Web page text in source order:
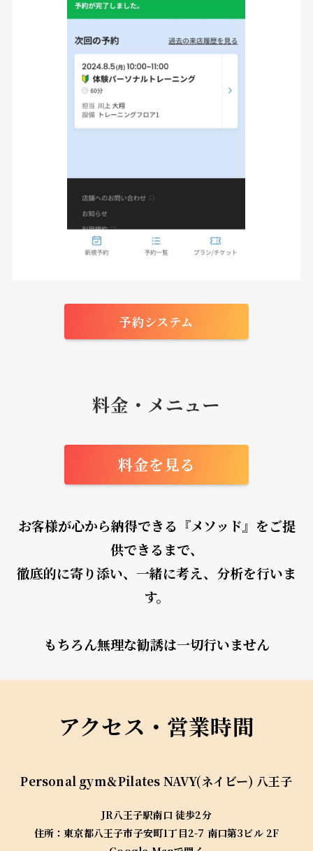
予約システム
料金・メニュー
料金を見る
お客様が心から納得できる『メソッド』をご提
供できるまで、
徹底的に寄り添い、一緒に考え、分析を行いま
す。
もちろん無理な勧誘は一切行いません
アクセス・営業時間
Personal gym＆Pilates NAVY(ネイビー) 八王子
JR八王子駅南口 徒歩2分
住所：東京都八王子市子安町1丁目2-7 南口第3ビル 2F